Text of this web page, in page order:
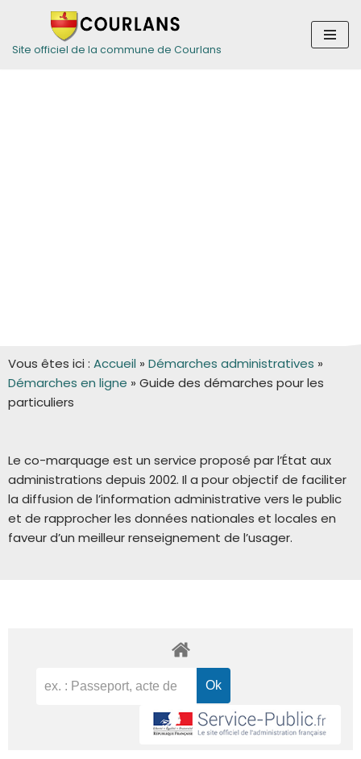
Aller
Site officiel de la commune de Courlans
Vous êtes ici : Accueil » Démarches administratives »
Démarches en ligne » Guide des démarches pour les
particuliers
Le co-marquage est un service proposé par l’État aux
administrations depuis 2002. Il a pour objectif de faciliter
la diffusion de l’information administrative vers le public
et de rapprocher les données nationales et locales en
faveur d’un meilleur renseignement de l’usager.